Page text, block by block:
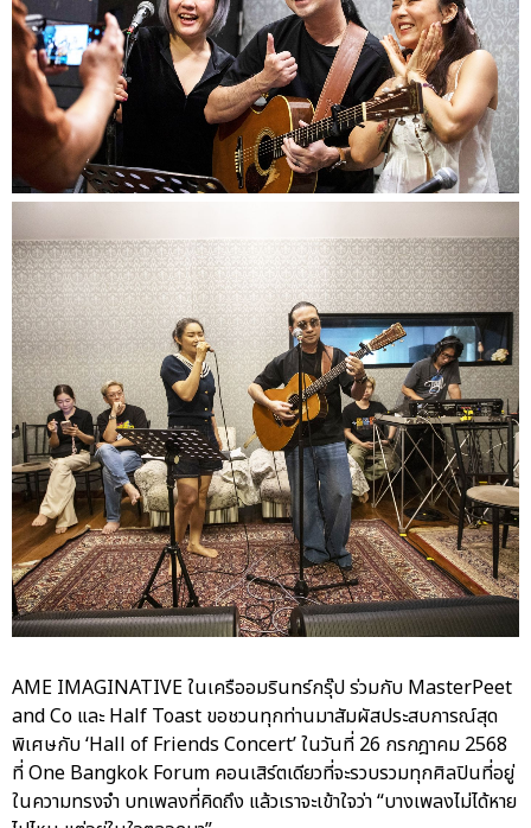
AME IMAGINATIVE ในเครืออมรินทร์กรุ๊ป ร่วมกับ MasterPeet
and Co และ Half Toast ขอชวนทุกท่านมาสัมผัสประสบการณ์สุด
พิเศษกับ ‘Hall of Friends Concert’ ในวันที่ 26 กรกฎาคม 2568
ที่ One Bangkok Forum คอนเสิร์ตเดียวที่จะรวบรวมทุกศิลปินที่อยู่
ในความทรงจำ บทเพลงที่คิดถึง แล้วเราจะเข้าใจว่า “บางเพลงไม่ได้หาย